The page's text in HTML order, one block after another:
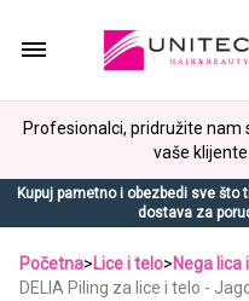
Profesionalci, pridružite nam
vaše
Kupuj pametno i obezbedi sve
dostava za
Početna>Lice i telo>Nega lica
DELIA Piling za lice i telo -